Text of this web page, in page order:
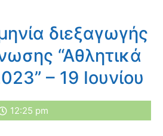
διεξαγωγής
“Αθλητικά
– 19 Ιουνίου
12:25 pm